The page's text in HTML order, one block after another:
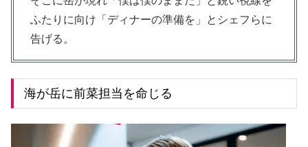
ふたりに向け「ディナーの準備を」とシェフらに
告げる。
海が岳に前菜担当を命じる